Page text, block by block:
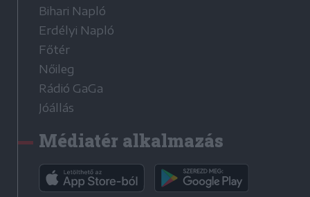
Bihari Napló
Erdélyi Napló
Főtér
Nőileg
Rádió GaGa
Jóállás
Médiatér alkalmazás